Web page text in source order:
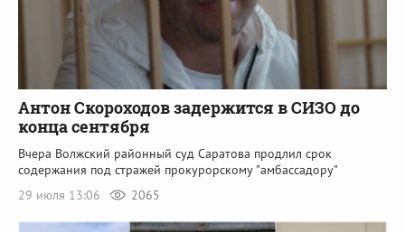
Антон Скороходов задержится в СИЗО до
конца сентября
Вчера Волжский районный суд Саратова продлил срок
содержания под стражей прокурорскому "амбассадору"
29 июля 13:06
2065